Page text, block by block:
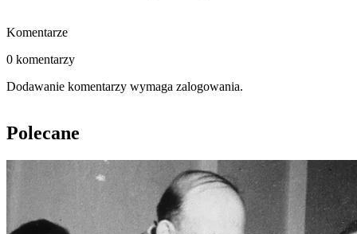
Komentarze
0 komentarzy
Dodawanie komentarzy wymaga zalogowania.
Polecane